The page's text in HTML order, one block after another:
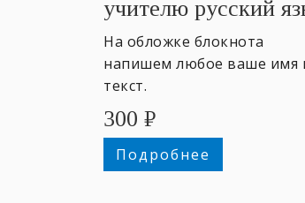
учителю русский
На обложке блокнота
напишем любое ваше имя
текст.
300 ₽
Подробнее